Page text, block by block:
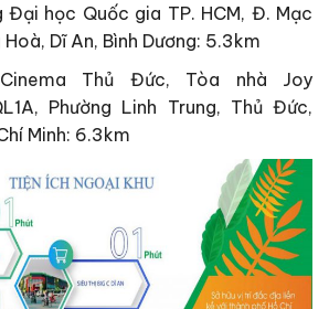
Đại học Quốc gia TP. HCM, Đ. Mạc
Dĩ An, Bình Dương: 5.3km
Thủ Đức, Tòa nhà Joy
Phường Linh Trung, Thủ Đức,
Minh: 6.3km